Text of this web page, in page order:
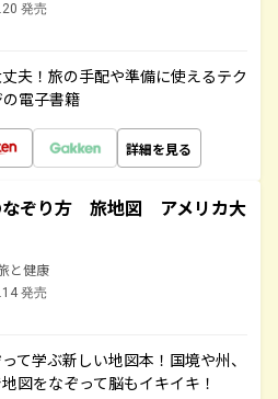
発売
夫！旅の手配や準備に使えるテク
電子書籍
詳細を見る
なぞり方 旅地図 アメリカ大
と健康
発売
て学ぶ新しい地図本！国境や州、
図をなぞって脳もイキイキ！